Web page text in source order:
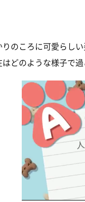
のころに可愛らし
どのような様子で